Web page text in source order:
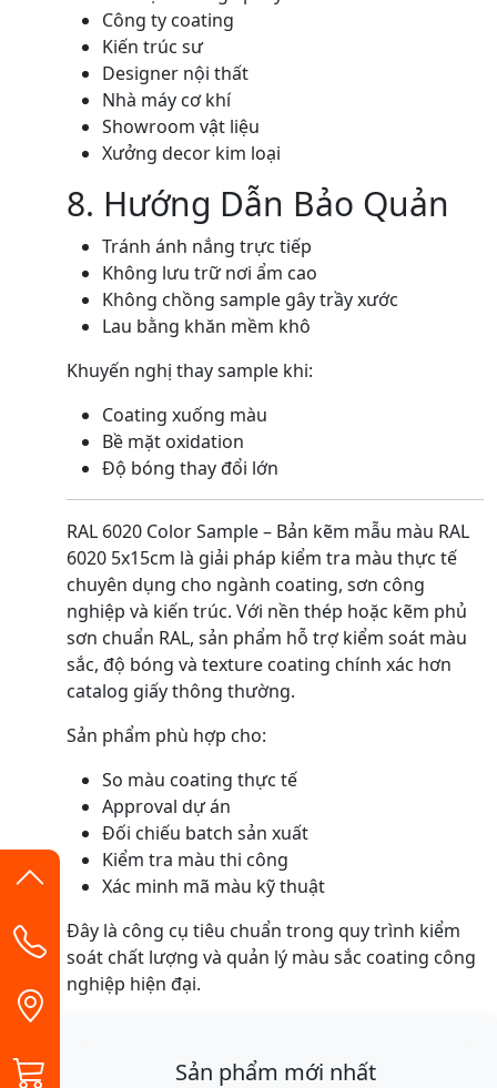
Công ty coating
Kiến trúc sư
Designer nội thất
Nhà máy cơ khí
Showroom vật liệu
Xưởng decor kim loại
8. Hướng Dẫn Bảo Quản
Tránh ánh nắng trực tiếp
Không lưu trữ nơi ẩm cao
Không chồng sample gây trầy xước
Lau bằng khăn mềm khô
Khuyến nghị thay sample khi:
Coating xuống màu
Bề mặt oxidation
Độ bóng thay đổi lớn
RAL 6020 Color Sample – Bản kẽm mẫu màu RAL
6020 5x15cm là giải pháp kiểm tra màu thực tế
chuyên dụng cho ngành coating, sơn công
nghiệp và kiến trúc. Với nền thép hoặc kẽm phủ
sơn chuẩn RAL, sản phẩm hỗ trợ kiểm soát màu
sắc, độ bóng và texture coating chính xác hơn
catalog giấy thông thường.
Sản phẩm phù hợp cho:
So màu coating thực tế
Approval dự án
Đối chiếu batch sản xuất
Kiểm tra màu thi công
Xác minh mã màu kỹ thuật
Đây là công cụ tiêu chuẩn trong quy trình kiểm
soát chất lượng và quản lý màu sắc coating công
nghiệp hiện đại.
Sản phẩm mới nhất